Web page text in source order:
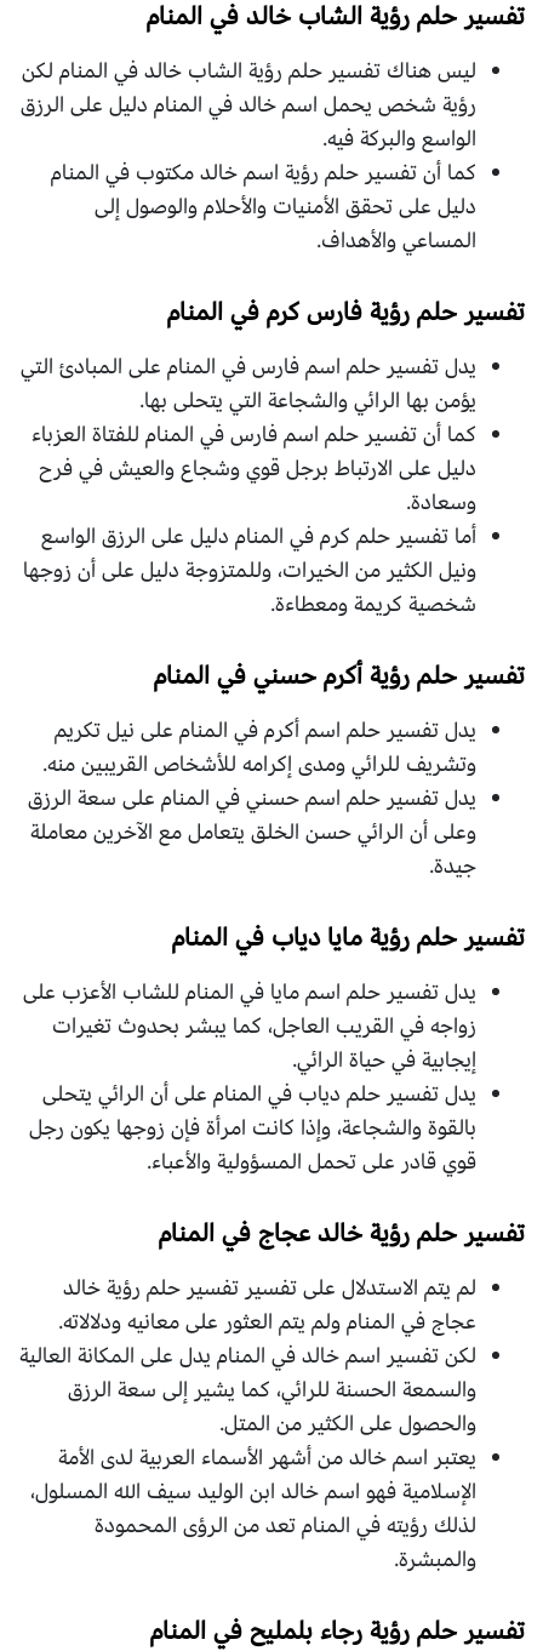
تفسير حلم رؤية الشاب خالد في المنام
ليس هناك تفسير حلم رؤية الشاب خالد في المنام لكن
رؤية شخص يحمل اسم خالد في المنام دليل على الرزق
الواسع والبركة فيه.
كما أن تفسير حلم رؤية اسم خالد مكتوب في المنام
دليل على تحقق الأمنيات والأحلام والوصول إلى
المساعي والأهداف.
تفسير حلم رؤية فارس كرم في المنام
يدل تفسير حلم اسم فارس في المنام على المبادئ التي
يؤمن بها الرائي والشجاعة التي يتحلى بها.
كما أن تفسير حلم اسم فارس في المنام للفتاة العزباء
دليل على الارتباط برجل قوي وشجاع والعيش في فرح
وسعادة.
أما تفسير حلم كرم في المنام دليل على الرزق الواسع
ونيل الكثير من الخيرات، وللمتزوجة دليل على أن زوجها
شخصية كريمة ومعطاءة.
تفسير حلم رؤية أكرم حسني في المنام
يدل تفسير حلم اسم أكرم في المنام على نيل تكريم
وتشريف للرائي ومدى إكرامه للأشخاص القريبين منه.
يدل تفسير حلم اسم حسني في المنام على سعة الرزق
وعلى أن الرائي حسن الخلق يتعامل مع الآخرين معاملة
جيدة.
تفسير حلم رؤية مايا دياب في المنام
يدل تفسير حلم اسم مايا في المنام للشاب الأعزب على
زواجه في القريب العاجل، كما يبشر بحدوث تغيرات
إيجابية في حياة الرائي.
يدل تفسير حلم دياب في المنام على أن الرائي يتحلى
بالقوة والشجاعة، وإذا كانت امرأة فإن زوجها يكون رجل
قوي قادر على تحمل المسؤولية والأعباء.
تفسير حلم رؤية خالد عجاج في المنام
لم يتم الاستدلال على تفسير تفسير حلم رؤية خالد
عجاج في المنام ولم يتم العثور على معانيه ودلالاته.
لكن تفسير اسم خالد في المنام يدل على المكانة العالية
والسمعة الحسنة للرائي، كما يشير إلى سعة الرزق
والحصول على الكثير من المتل.
يعتبر اسم خالد من أشهر الأسماء العربية لدى الأمة
الإسلامية فهو اسم خالد ابن الوليد سيف الله المسلول،
لذلك رؤيته في المنام تعد من الرؤى المحمودة
والمبشرة.
تفسير حلم رؤية رجاء بلمليح في المنام